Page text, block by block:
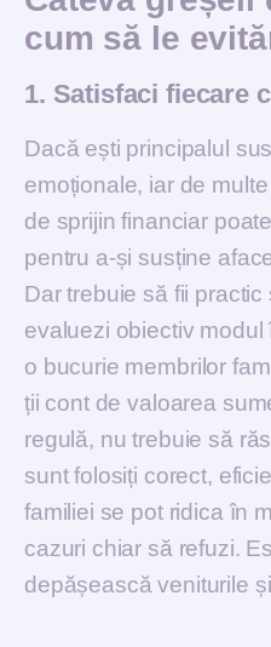
cum să le
1. Satisfaci fiecare
Dacă ești principalul
emoționale, iar de
de sprijin financiar
pentru a-și susține
Dar trebuie să fii
evaluezi obiectiv
o bucurie membrilor
ții cont de valoarea
regulă, nu trebuie să
sunt folosiți corect,
familiei se pot ridica în
cazuri chiar să refuzi.
depășească veniturile